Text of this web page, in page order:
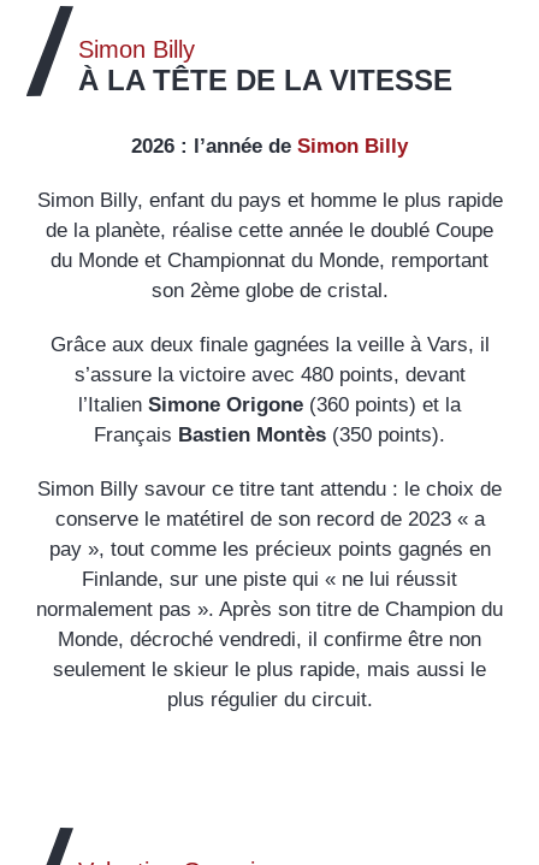
Simon Billy
À LA TÊTE DE LA VITESSE
2026 : l’année de Simon Billy
Simon Billy, enfant du pays et homme le plus rapide
de la planète, réalise cette année le doublé Coupe
du Monde et Championnat du Monde, remportant
son 2ème globe de cristal.
Grâce aux deux finale gagnées la veille à Vars, il
s’assure la victoire avec 480 points, devant
l’Italien Simone Origone (360 points) et la
Français Bastien Montès (350 points).
Simon Billy savour ce titre tant attendu : le choix de
conserve le matétirel de son record de 2023 « a
pay », tout comme les précieux points gagnés en
Finlande, sur une piste qui « ne lui réussit
normalement pas ». Après son titre de Champion du
Monde, décroché vendredi, il confirme être non
seulement le skieur le plus rapide, mais aussi le
plus régulier du circuit.